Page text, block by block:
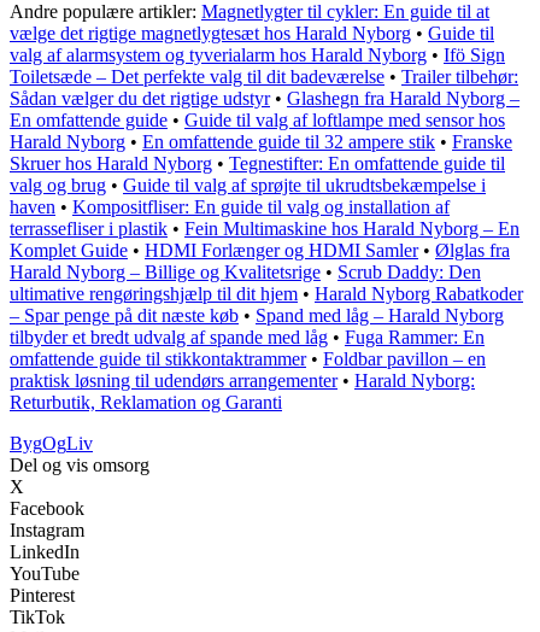
Andre populære artikler: Magnetlygter til cykler: En guide til at
vælge det rigtige magnetlygtesæt hos Harald Nyborg • Guide til
valg af alarmsystem og tyverialarm hos Harald Nyborg • Ifö Sign
Toiletsæde – Det perfekte valg til dit badeværelse • Trailer tilbehør:
Sådan vælger du det rigtige udstyr• Glashegn fra Harald Nyborg –
En omfattende guide • Guide til valg af loftlampe med sensor hos
Harald Nyborg • En omfattende guide til 32 ampere stik • Franske
Skruer hos Harald Nyborg • Tegnestifter: En omfattende guide til
valg og brug • Guide til valg af sprøjte til ukrudtsbekæmpelse i
haven • Kompositfliser: En guide til valg og installation af
terrassefliser i plastik • Fein Multimaskine hos Harald Nyborg – En
Komplet Guide • HDMI Forlænger og HDMI Samler• Ølglas fra
Harald Nyborg – Billige og Kvalitetsrige • Scrub Daddy: Den
ultimative rengøringshjælp til dit hjem • Harald Nyborg Rabatkoder
– Spar penge på dit næste køb • Spand med låg – Harald Nyborg
tilbyder et bredt udvalg af spande med låg • Fuga Rammer: En
omfattende guide til stikkontaktrammer• Foldbar pavillon – en
praktisk løsning til udendørs arrangementer• Harald Nyborg:
Returbutik, Reklamation og Garanti
BygOgLiv
Del og vis omsorg
X
Facebook
Instagram
LinkedIn
YouTube
Pinterest
TikTok